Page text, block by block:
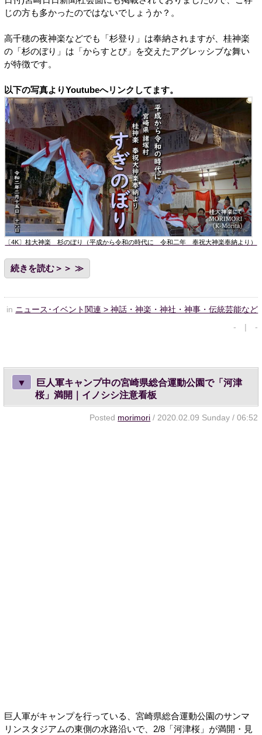
じの方も多かったのではないでしょうか？。
高千穂の夜神楽などでも「杉登り」は奉納されますが、桂神楽
の「杉のぼり」は「からすとび」を交えたアグレッシブな舞い
が特徴です。
以下の写真よりYoutubeへリンクしてます。
〔4K〕桂大神楽 杉のぼり（平成から令和の時代に 令和二年 奉祝大神楽奉納より）
続きを読む＞＞
in ニュース･イベント関連 > 神話・神楽・神社・神事・伝統芸能など
- | -
▼
巨人軍キャンプ中の宮崎県総合運動公園で「河津
桜」満開｜イノシシ注意看板
Posted morimori / 2020.02.09 Sunday / 06:52
巨人軍がキャンプを行っている、宮崎県総合運動公園のサンマ
リンスタジアムの東側の水路沿いで、2/8「河津桜」が満開・見